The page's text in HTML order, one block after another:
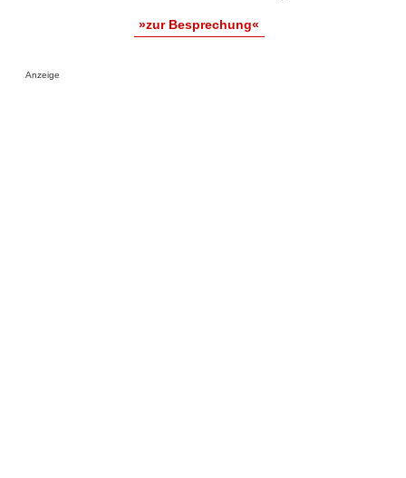
»zur Besprechung«
Anzeige